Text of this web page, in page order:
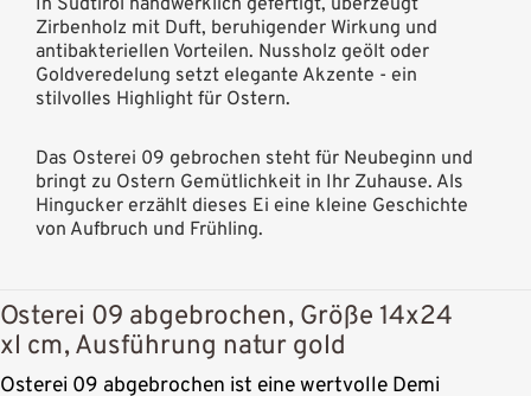
Zirbenholz mit Duft, beruhigender Wirkung und
antibakteriellen Vorteilen. Nussholz geölt oder
Goldveredelung setzt elegante Akzente - ein
stilvolles Highlight für Ostern.
Das Osterei 09 gebrochen steht für Neubeginn und
bringt zu Ostern Gemütlichkeit in Ihr Zuhause. Als
Hingucker erzählt dieses Ei eine kleine Geschichte
von Aufbruch und Frühling.
Osterei 09 abgebrochen, Größe 14x24
xl cm, Ausführung natur gold
Osterei 09 abgebrochen ist eine wertvolle Demi